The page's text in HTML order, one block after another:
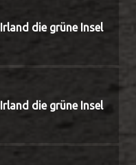
Irland die grüne Insel
Irland die grüne Insel